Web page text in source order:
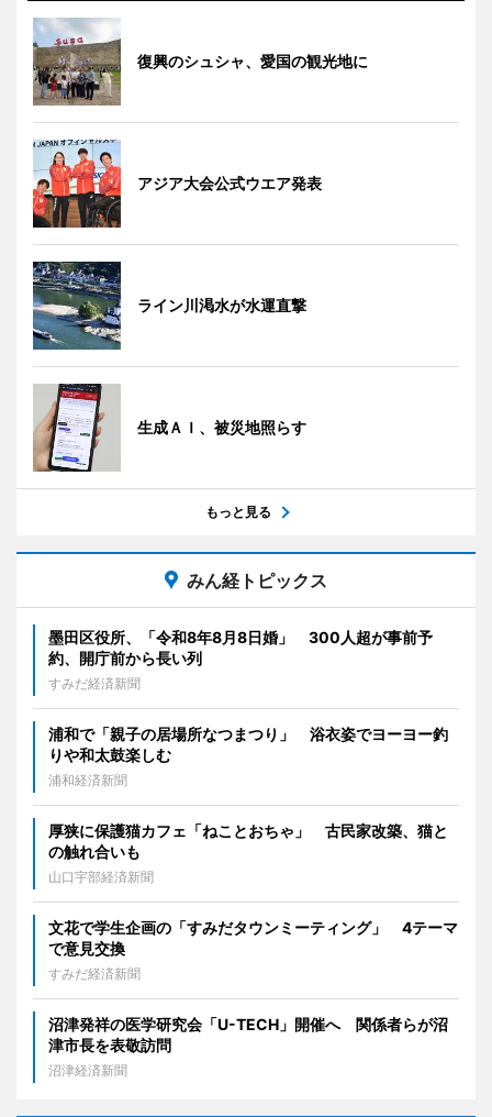
復興のシュシャ、愛国の観光地に
アジア大会公式ウエア発表
ライン川渇水が水運直撃
生成ＡＩ、被災地照らす
もっと見る
みん経トピックス
墨田区役所、「令和8年8月8日婚」 300人超が事前予
約、開庁前から長い列
すみだ経済新聞
浦和で「親子の居場所なつまつり」 浴衣姿でヨーヨー釣
りや和太鼓楽しむ
浦和経済新聞
厚狭に保護猫カフェ「ねことおちゃ」 古民家改築、猫と
の触れ合いも
山口宇部経済新聞
文花で学生企画の「すみだタウンミーティング」 4テーマ
で意見交換
すみだ経済新聞
沼津発祥の医学研究会「U-TECH」開催へ 関係者らが沼
津市長を表敬訪問
沼津経済新聞